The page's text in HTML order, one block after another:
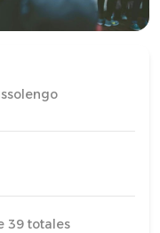
39 totales